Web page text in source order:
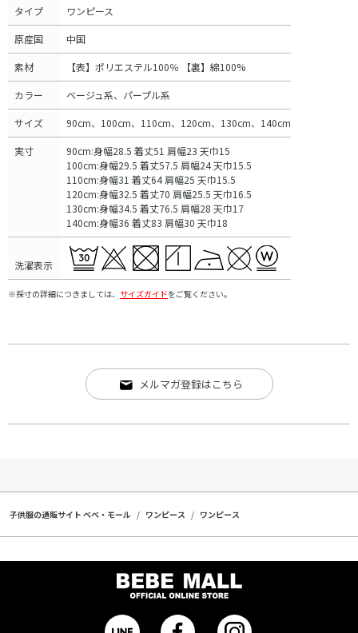
タイプ ワンピース
原産国 中国
素材 【表】ポリエステル100％ 【裏】綿100%
カラー ベージュ系、パープル系
サイズ 90cm、100cm、110cm、120cm、130cm、140cm
実寸
90cm:身幅28.5 着丈51 肩幅23 天巾15
100cm:身幅29.5 着丈57.5 肩幅24 天巾15.5
110cm:身幅31 着丈64 肩幅25 天巾15.5
120cm:身幅32.5 着丈70 肩幅25.5 天巾16.5
130cm:身幅34.5 着丈76.5 肩幅28 天巾17
140cm:身幅36 着丈83 肩幅30 天巾18
洗濯表示
※採寸の詳細につきましては、 サイズガイドをご覧ください。
メルマガ登録はこちら
子供服の通販サイト ベベ・モール ワンピース ワンピース